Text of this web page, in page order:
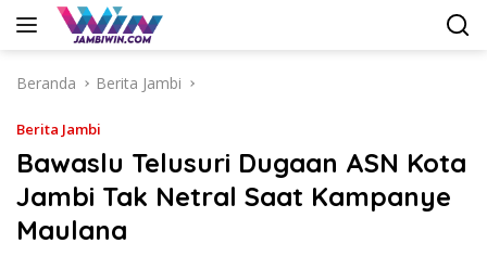
Langsung
Beranda
Berita Jambi
Berita Jambi
Bawaslu Telusuri Dugaan ASN Kota
Jambi Tak Netral Saat Kampanye
Maulana